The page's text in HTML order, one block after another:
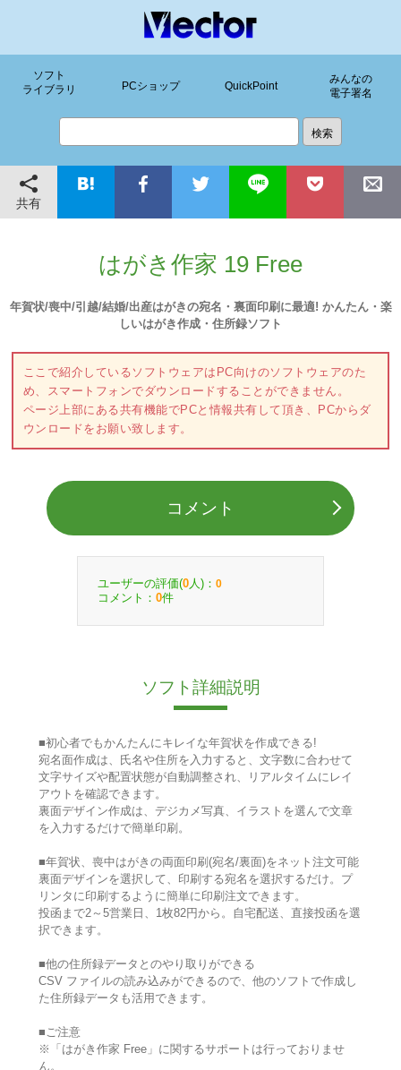
ソフト
ライブラリ
PCショップ QuickPoint
みんなの
電子署名
共有
はがき作家 19 Free
年賀状/喪中/引越/結婚/出産はがきの宛名・裏面印刷に最適! かんたん・楽
しいはがき作成・住所録ソフト
ここで紹介しているソフトウェアはPC向けのソフトウェアのた
め、スマートフォンでダウンロードすることができません。
ページ上部にある共有機能でPCと情報共有して頂き、PCからダ
ウンロードをお願い致します。
コメント
ユーザーの評価(0 人)： 0
コメント： 0件
ソフト詳細説明
■初心者でもかんたんにキレイな年賀状を作成できる!
宛名面作成は、氏名や住所を入力すると、文字数に合わせて
文字サイズや配置状態が自動調整され、リアルタイムにレイ
アウトを確認できます。
裏面デザイン作成は、デジカメ写真、イラストを選んで文章
を入力するだけで簡単印刷。
■年賀状、喪中はがきの両面印刷(宛名/裏面)をネット注文可能
裏面デザインを選択して、印刷する宛名を選択するだけ。プ
リンタに印刷するように簡単に印刷注文できます。
投函まで2～5営業日、1枚82円から。自宅配送、直接投函を選
択できます。
■他の住所録データとのやり取りができる
CSV ファイルの読み込みができるので、他のソフトで作成し
た住所録データも活用できます。
■ご注意
※「はがき作家 Free」に関するサポートは行っておりませ
ん。